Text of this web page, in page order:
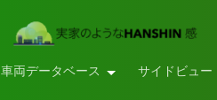
車両データベース サイドビュー